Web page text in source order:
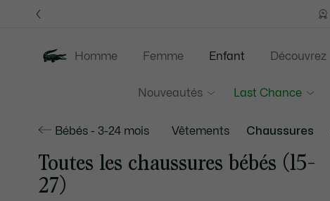
d’information
Homme Femme Enfant
Nouveautés Last Chance
Découvrez
Bébés - 3-24 mois Vêtements Chaussures
Toutes les chaussures bébés (15-
27)